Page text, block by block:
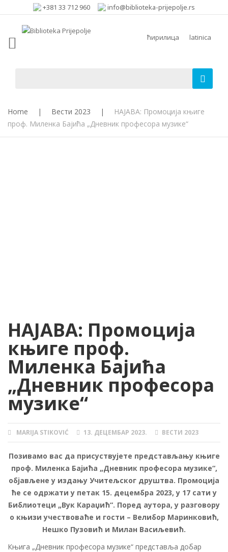
+381 33 712 960 info@biblioteka-prijepolje.rs
ћирилица latinica
Home | Вести 2023 |
НАЈАВА: Промоција књиге
проф. Миленка Бајића „Дневник професора музике“
НАЈАВА: Промоција
књиге проф.
Миленка Бајића
„Дневник професора
музике“
AUTHOR
MARIJA STIKOVIĆ
POSTED
ON
13. ДЕЦЕМБАР 2023. CATEGORIES
ВЕСТИ 2023
Позивамо вас да присуствујете представљању књиге
проф. Миленка Бајића „Дневник професора музике“,
објављене у издању Учитељског друштва. Промоција
ће се одржати у петак 15. децембра 2023, у 17 сати у
Библиотеци „Вук Караџић“. Поред аутора, у разговору
о књизи учествоваће и гости – Велибор Маринковић,
Нешко Пузовић и Милан Васиљевић.
Књига „Дневник професора музике“ представља добар